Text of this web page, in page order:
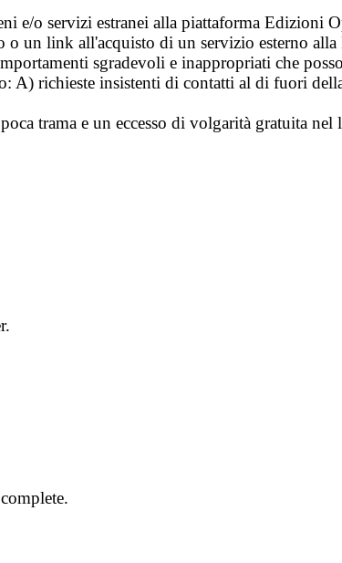
e/o servizi estranei alla piattaforma Edizioni
un link all'acquisto di un servizio esterno alla
sgradevoli e inappropriati che
A) richieste insistenti di contatti al di fuori
trama e un eccesso di volgarità gratuita